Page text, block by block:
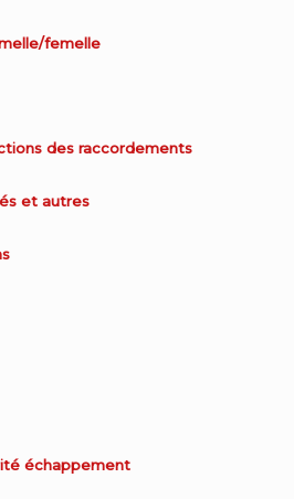
femelle
des raccordements
et autres
échappement